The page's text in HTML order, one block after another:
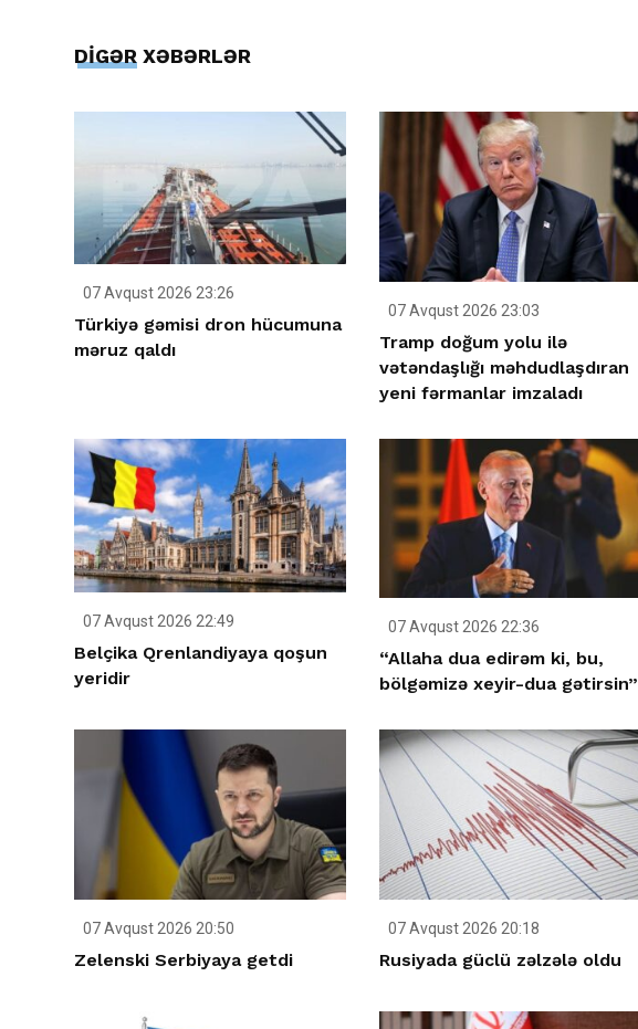
DİGƏR XƏBƏRLƏR
07 Avqust 2026 23:26
Türkiyə gəmisi dron hücumuna
məruz qaldı
07 Avqust 2026 23:03
Tramp doğum yolu ilə
vətəndaşlığı məhdudlaşdıran
yeni fərmanlar imzaladı
07 Avqust 2026 22:49
Belçika Qrenlandiyaya qoşun
yeridir
07 Avqust 2026 22:36
“Allaha dua edirəm ki, bu,
bölgəmizə xeyir-dua gətirsin”
07 Avqust 2026 20:50
Zelenski Serbiyaya getdi
07 Avqust 2026 20:18
Rusiyada güclü zəlzələ oldu